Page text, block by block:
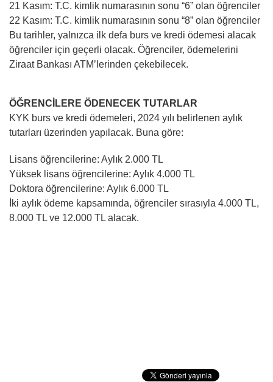
21 Kasım: T.C. kimlik numarasının sonu “6” olan öğrenciler
22 Kasım: T.C. kimlik numarasının sonu “8” olan öğrenciler
Bu tarihler, yalnızca ilk defa burs ve kredi ödemesi alacak
öğrenciler için geçerli olacak. Öğrenciler, ödemelerini
Ziraat Bankası ATM’lerinden çekebilecek.
ÖĞRENCİLERE ÖDENECEK TUTARLAR
KYK burs ve kredi ödemeleri, 2024 yılı belirlenen aylık
tutarları üzerinden yapılacak. Buna göre:
Lisans öğrencilerine: Aylık 2.000 TL
Yüksek lisans öğrencilerine: Aylık 4.000 TL
Doktora öğrencilerine: Aylık 6.000 TL
İki aylık ödeme kapsamında, öğrenciler sırasıyla 4.000 TL,
8.000 TL ve 12.000 TL alacak.